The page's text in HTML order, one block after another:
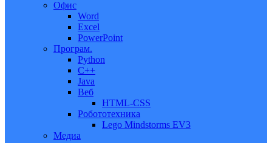
Офис
Word
Excel
PowerPoint
Програм.
Python
C++
Java
Веб
HTML-CSS
Робототехника
Lego Mindstorms EV3
Медиа